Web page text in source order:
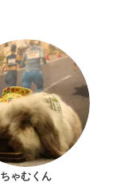
ちゃむくん